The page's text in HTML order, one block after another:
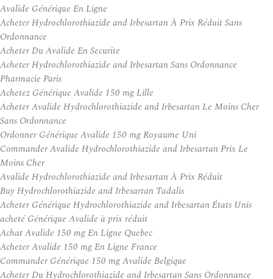
Avalide Générique En Ligne
Acheter Hydrochlorothiazide and Irbesartan À Prix Réduit Sans
Ordonnance
Acheter Du Avalide En Securite
Acheter Hydrochlorothiazide and Irbesartan Sans Ordonnance
Pharmacie Paris
Achetez Générique Avalide 150 mg Lille
Acheter Avalide Hydrochlorothiazide and Irbesartan Le Moins Cher
Sans Ordonnance
Ordonner Générique Avalide 150 mg Royaume Uni
Commander Avalide Hydrochlorothiazide and Irbesartan Prix Le
Moins Cher
Avalide Hydrochlorothiazide and Irbesartan À Prix Réduit
Buy Hydrochlorothiazide and Irbesartan Tadalis
Acheter Générique Hydrochlorothiazide and Irbesartan États Unis
acheté Générique Avalide à prix réduit
Achat Avalide 150 mg En Ligne Quebec
Acheter Avalide 150 mg En Ligne France
Commander Générique 150 mg Avalide Belgique
Acheter Du Hydrochlorothiazide and Irbesartan Sans Ordonnance